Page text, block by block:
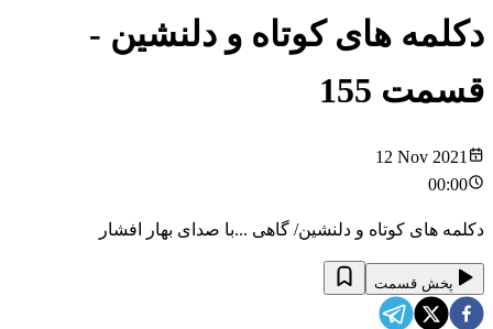
دکلمه های کوتاه و دلنشین -
قسمت 155
12 Nov 2021
00:00
دکلمه های کوتاه و دلنشین/ گاهی ...با صدای بهار افشار
پخش قسمت